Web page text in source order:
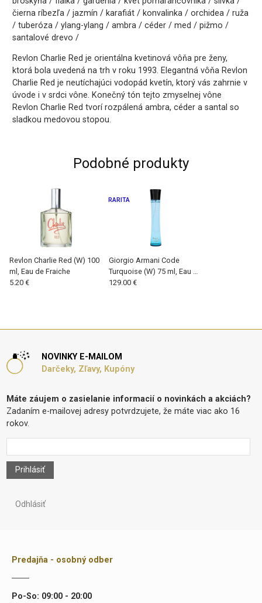
čierna ríbezľa / jazmín / karafiát / konvalinka / orchidea / ruža
/ tuberóza / ylang-ylang / ambra / céder / med / pižmo /
santalové drevo /
Revlon Charlie Red je orientálna kvetinová vôňa pre ženy,
ktorá bola uvedená na trh v roku 1993. Elegantná vôňa Revlon
Charlie Red je neutíchajúci vodopád kvetín, ktorý vás zahrnie v
úvode i v srdci vône. Konečný tón tejto zmyselnej vône
Revlon Charlie Red tvorí rozpálená ambra, céder a santal so
sladkou medovou stopou.
Podobné produkty
Revlon Charlie Red (W) 100
ml, Eau de Fraiche
5.20 €
Giorgio Armani Code
Turquoise (W) 75 ml, Eau de
Fraiche
RARITA
129.00 €
NOVINKY E-MAILOM
Darčeky, Zľavy, Kupóny
Máte záujem o zasielanie informacií o novinkách a akciách?
Zadaním e-mailovej adresy potvrdzujete, že máte viac ako 16
rokov.
Prihlásiť
Odhlásiť
Predajňa - osobný odber
Po-So: 09:00 - 20:00